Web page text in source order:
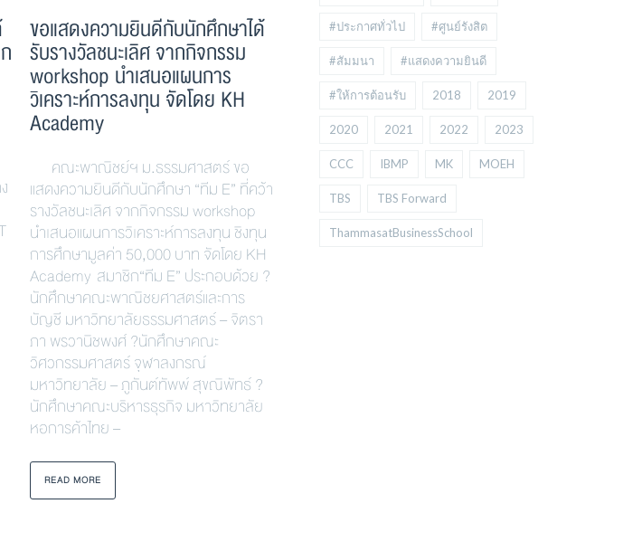
ขอแสดงความยินดีกับนักศึกษาได้
รับรางวัลชนะเลิศ จากกิจกรรม
workshop นำเสนอแผนการ
วิเคราะห์การลงทุน จัดโดย KH
Academy
คณะพาณิชย์ฯ ม.ธรรมศาสตร์ ขอ
แสดงความยินดีกับนักศึกษา “ทีม E” ที่คว้า
รางวัลชนะเลิศ จากกิจกรรม workshop
นำเสนอแผนการวิเคราะห์การลงทุน ชิงทุน
การศึกษามูลค่า 50,000 บาท จัดโดย KH
Academy สมาชิก“ทีม E” ประกอบด้วย ?
นักศึกษาคณะพาณิชยศาสตร์และการ
บัญชี มหาวิทยาลัยธรรมศาสตร์ – จิตรา
ภา พรวานิชพงศ์ ?นักศึกษาคณะ
วิศวกรรมศาสตร์ จุฬาลงกรณ์
มหาวิทยาลัย – ภูกันต์ทัพพ์ สุขณิพัทธ์ ?
นักศึกษาคณะบริหารธุรกิจ มหาวิทยาลัย
หอการค้าไทย –
READ MORE
ขอแสดงความยินดีกับนักศึกษา
โครงการปริญญาตรีบริหารธุรกิจ
หลักสูตรนานาชาติ (BBA) ที่คว้า
2 รางวัลจาก The Big’s Seed
Talent Camp 2024: The New
คณะพาณิชย์ฯ ม.ธรรมศาสตร์ ขอ
ปริญญาตรีบริหารธุรกิจ หลักสูตร
#ประกาศทั่วไป #ศูนย์รังสิต
#สัมมนา #แสดงความยินดี
#ให้การต้อนรับ 2018 2019
2020 2021 2022 2023
CCC IBMP MK MOEH
TBS TBS Forward
ThammasatBusinessSchool